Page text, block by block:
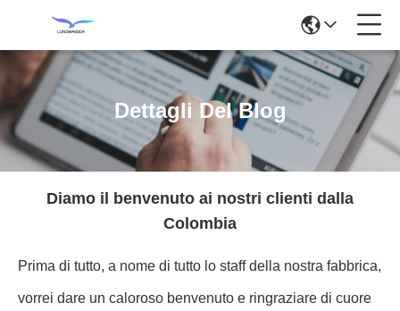
Dettagli Del Blog
Diamo il benvenuto ai nostri clienti dalla
Colombia
Prima di tutto, a nome di tutto lo staff della nostra fabbrica,
vorrei dare un caloroso benvenuto e ringraziare di cuore